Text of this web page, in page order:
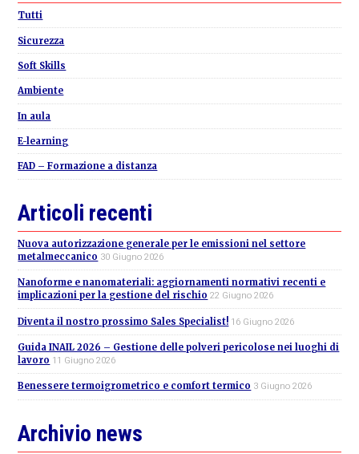
Sidebar
Tutti
Sicurezza
Soft Skills
Ambiente
In aula
E-learning
FAD – Formazione a distanza
Articoli recenti
Nuova autorizzazione generale per le emissioni nel settore
metalmeccanico 30 Giugno 2026
Nanoforme e nanomateriali: aggiornamenti normativi recenti e
implicazioni per la gestione del rischio 22 Giugno 2026
Diventa il nostro prossimo Sales Specialist! 16 Giugno 2026
Guida INAIL 2026 – Gestione delle polveri pericolose nei luoghi di
lavoro 11 Giugno 2026
Benessere termoigrometrico e comfort termico 3 Giugno 2026
Archivio news